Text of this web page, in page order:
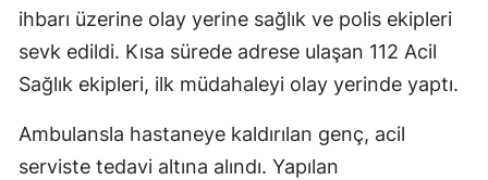
ihbarı üzerine olay yerine sağlık ve polis ekipleri
sevk edildi. Kısa sürede adrese ulaşan 112 Acil
Sağlık ekipleri, ilk müdahaleyi olay yerinde yaptı.
Ambulansla hastaneye kaldırılan genç, acil
serviste tedavi altına alındı. Yapılan